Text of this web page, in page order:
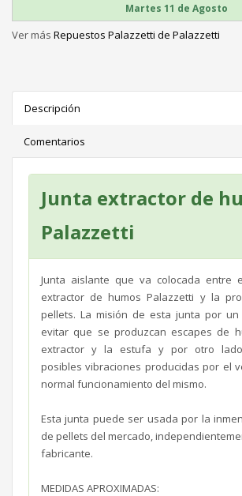
Martes 11 de Agosto
Ver más Repuestos Palazzetti de Palazzetti
Descripción
Comentarios
Junta extractor de
Palazzetti
Junta aislante que va colocada entre
extractor de humos Palazzetti y la
pellets. La misión de esta junta por
evitar que se produzcan escapes de
extractor y la estufa y por otro
posibles vibraciones producidas por el
normal funcionamiento del mismo.
Esta junta puede ser usada por la
de pellets del mercado,
fabricante.
MEDIDAS APROXIMADAS: